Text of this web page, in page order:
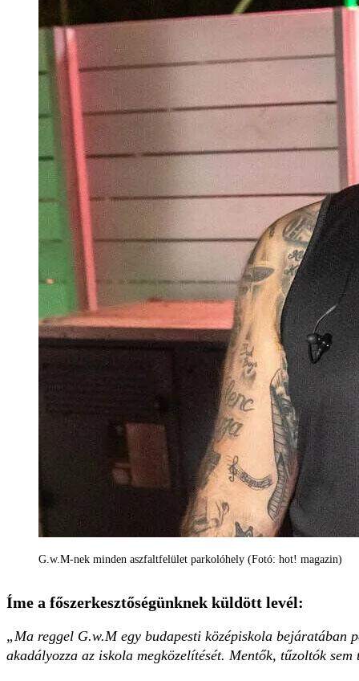
G.w.M-nek minden aszfaltfelület parkolóhely (Fotó: hot! magazin)
Íme a főszerkesztőségünknek küldött levél:
„Ma reggel G.w.M egy budapesti középiskola bejáratában
akadályozza az iskola megközelítését. Mentők, tűzoltók